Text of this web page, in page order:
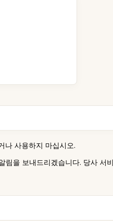
나 사용하지 마십시오.
림을 보내드리겠습니다. 당사 서